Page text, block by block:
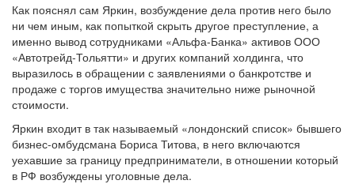
Как пояснял сам Яркин, возбуждение дела против него было
ни чем иным, как попыткой скрыть другое преступление, а
именно вывод сотрудниками «Альфа-Банка» активов ООО
«Автотрейд-Тольятти» и других компаний холдинга, что
выразилось в обращении с заявлениями о банкротстве и
продаже с торгов имущества значительно ниже рыночной
стоимости.
Яркин входит в так называемый «лондонский список» бывшего
бизнес-омбудсмана Бориса Титова, в него включаются
уехавшие за границу предприниматели, в отношении который
в РФ возбуждены уголовные дела.